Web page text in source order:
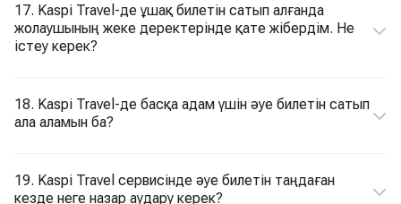
17. Kaspi Travel-де ұшақ билетін сатып алғанда
жолаушының жеке деректерінде қате жібердім. Не
істеу керек?
18. Kaspi Travel-де басқа адам үшін әуе билетін сатып
ала аламын ба?
19. Kaspi Travel сервисінде әуе билетін таңдаған
кезде неге назар аудару керек?